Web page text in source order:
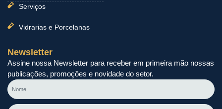
Serviços
Vidrarias e Porcelanas
Newsletter
Assine nossa Newsletter para receber em primeira mão nossas
publicações, promoções e novidade do setor.
Nome